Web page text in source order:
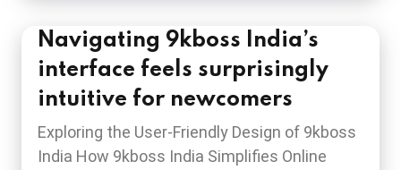
Navigating 9kboss India’s
interface feels surprisingly
intuitive for newcomers
Exploring the User-Friendly Design of 9kboss
India How 9kboss India Simplifies Online